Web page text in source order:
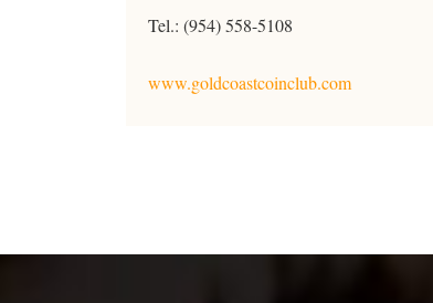
Tel.: (954) 558-5108
www.goldcoastcoinclub.com